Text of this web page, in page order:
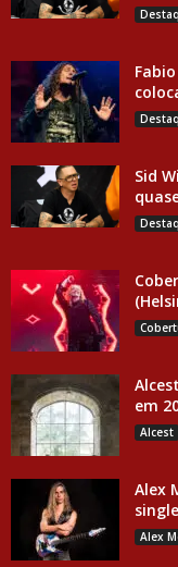
Sid
em
Alcest
Alex
Alex